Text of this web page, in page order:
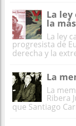
La ley
la
La ley
progresista de
derecha y la
La
La
Ribera
que Santiago